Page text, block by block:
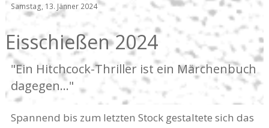
Samstag, 13. Jänner 2024
Eisschießen 2024
"Ein Hitchcock-Thriller ist ein Märchenbuch
dagegen..."
Spannend bis zum letzten Stock gestaltete sich das